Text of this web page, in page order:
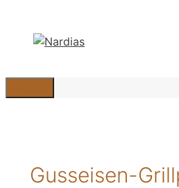
springen
Gusseisen-